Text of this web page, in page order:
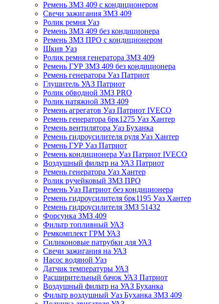
Ремень ЗМЗ 409 с кондиционером
Свечи зажигания ЗМЗ 409
Ролик ремня Уаз
Ремень ЗМЗ 409 без кондиционера
Ремень ЗМЗ ПРО с кондиционером
Шкив Уаз
Ролик ремня генератора ЗМЗ 409
Ремень ГУР ЗМЗ 409 без кондиционера
Ремень генератора Уаз Патриот
Глушитель УАЗ Патриот
Ролик обводной ЗМЗ PRO
Ролик натяжной ЗМЗ 409
Ремень агрегатов Уаз Патриот IVECO
Ремень генератора 6рк1275 Уаз Хантер
Ремень вентилятора Уаз Буханка
Ремень гидроусилителя руля Уаз Хантер
Ремень ГУР Уаз Патриот
Ремень кондиционера Уаз Патриот IVECO
Воздушный фильтр на УАЗ Патриот
Ремень генератора Уаз Хантер
Ролик ручейковый ЗМЗ ПРО
Ремень Уаз Патриот без кондиционера
Ремень гидроусилителя 6рк1195 Уаз Хантер
Ремень гидроусилителя ЗМЗ 51432
Форсунка ЗМЗ 409
Фильтр топливный УАЗ
Ремкомплект ГРМ УАЗ
Силиконовые патрубки для УАЗ
Свечи зажигания на УАЗ
Насос водяной Уаз
Датчик температуры УАЗ
Расширительный бачок УАЗ Патриот
Воздушный фильтр на УАЗ Буханка
Фильтр воздушный Уаз Буханка ЗМЗ 409